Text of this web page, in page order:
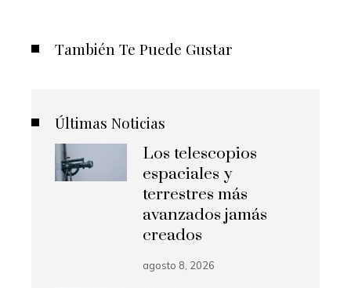
También Te Puede Gustar
Últimas Noticias
Los telescopios
espaciales y
terrestres más
avanzados jamás
creados
agosto 8, 2026